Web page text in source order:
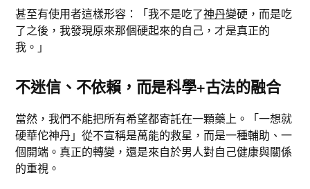
甚至有使用者這樣形容：「我不是吃了神丹變硬，而是吃
了之後，我發現原來那個硬起來的自己，才是真正的
我。」
不迷信、不依賴，而是科學+古法的融合
當然，我們不能把所有希望都寄託在一顆藥上。「一想就
硬華佗神丹」從不宣稱是萬能的救星，而是一種輔助、一
個開端。真正的轉變，還是來自於男人對自己健康與關係
的重視。